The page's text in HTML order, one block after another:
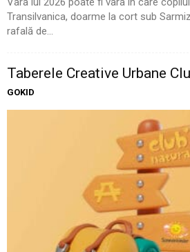
Transilvanica, doarme la cort sub
rafală de...
Taberele Creative Urbane
GOKID